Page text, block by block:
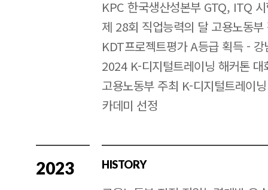
KPC 한국생산성본부 GTQ, ITQ
제 28회 직업능력의 달 고용노동부
KDT프로젝트평가 A등급 획득 -
2024 K-디지털트레이닝 해커톤 대
고용노동부 주최 K-디지털트레이
카데미 선정
2023 HISTORY